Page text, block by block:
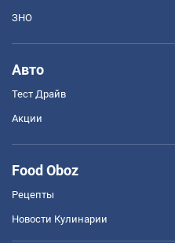
ЗНО
Авто
Тест Драйв
Акции
Food Oboz
Рецепты
Новости Кулинарии